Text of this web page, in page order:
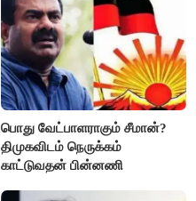
பொது வேட்பாளராகும் சீமான்?
திமுகவிடம் நெருக்கம்
காட்டுவதன் பின்னணி